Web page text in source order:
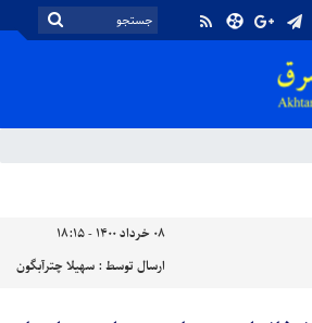
۰۸ خرداد ۱۴۰۰ - ۱۸:۱۵
ارسال توسط : سهیلا چترآبگون